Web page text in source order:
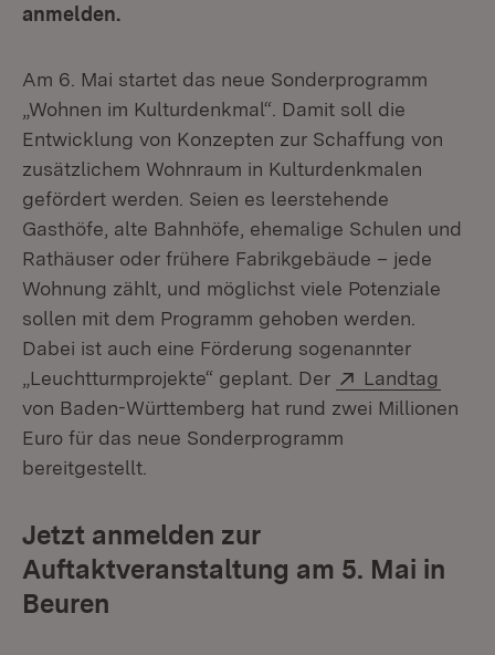
anmelden.
Am 6. Mai startet das neue Sonderprogramm
„Wohnen im Kulturdenkmal“. Damit soll die
Entwicklung von Konzepten zur Schaffung von
zusätzlichem Wohnraum in Kulturdenkmalen
gefördert werden. Seien es leerstehende
Gasthöfe, alte Bahnhöfe, ehemalige Schulen und
Rathäuser oder frühere Fabrikgebäude – jede
Wohnung zählt, und möglichst viele Potenziale
sollen mit dem Programm gehoben werden.
Dabei ist auch eine Förderung sogenannter
„Leuchtturmprojekte“ geplant. Der
Extern:
Landtag
von Baden-Württemberg hat rund zwei Millionen
Euro für das neue Sonderprogramm
bereitgestellt.
Jetzt anmelden zur
Auftaktveranstaltung am 5. Mai in
Beuren